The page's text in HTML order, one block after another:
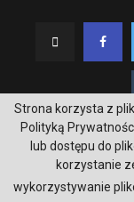
@2020 -
Strona korzysta z
Polityką
lub dostępu do
korzystanie
wykorzystywanie